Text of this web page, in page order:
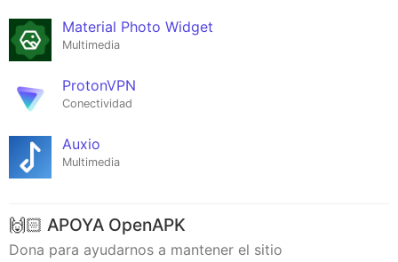
Material Photo Widget
Multimedia
ProtonVPN
Conectividad
Auxio
Multimedia
🙌🏻 APOYA OpenAPK
Dona para ayudarnos a mantener el sitio